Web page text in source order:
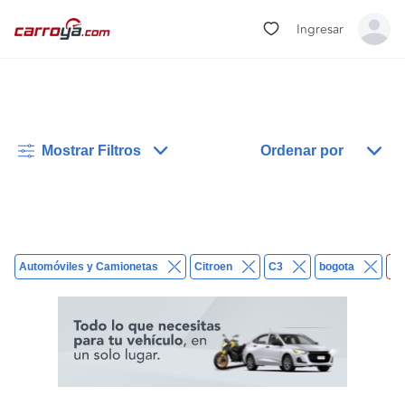
Ingresar
Mostrar Filtros Ordenar por
Automóviles y Camionetas Citroen C3 bogota